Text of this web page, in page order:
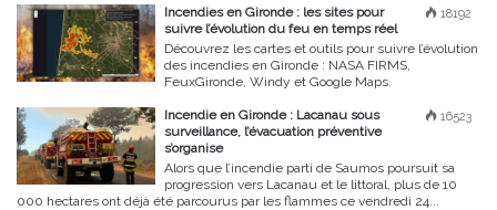
18192
Incendies en Gironde : les sites pour
suivre l’évolution du feu en temps réel
Découvrez les cartes et outils pour suivre l’évolution
des incendies en Gironde : NASA FIRMS,
FeuxGironde, Windy et Google Maps.
16523
Incendie en Gironde : Lacanau sous
surveillance, l’évacuation préventive
s’organise
Alors que l’incendie parti de Saumos poursuit sa
progression vers Lacanau et le littoral, plus de 10
000 hectares ont déjà été parcourus par les flammes ce vendredi 24...